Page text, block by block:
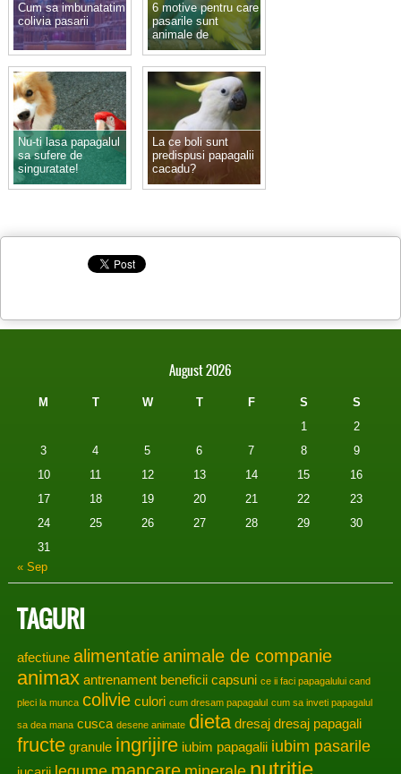
Cum sa imbunatatim
colivia pasarii
6 motive pentru care
pasarile sunt
animale de
companie excelente
Nu-ti lasa papagalul
sa sufere de
singuratate!
La ce boli sunt
predispusi papagalii
cacadu?
August 2026
M T W T F S
S
1
2
3
4 5 6 7 8
9
10
11 12 13 14 15
16
17
18 19 20 21 22
23
24
25 26 27 28 29
30
31
« Sep
TAGURI
afectiune alimentatieanimale de companie
animax antrenament beneficii capsuni ce ii faci papagalului cand
pleci la munca colivie culori cum dresam papagalul cum sa inveti papagalul
sa dea mana cusca desene animate dieta dresaj dresaj papagali
fructe granule ingrijire iubim papagalii iubim pasarile
nutritie